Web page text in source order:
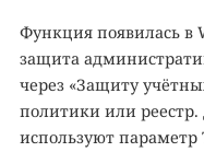
Функция появилась в
защита
через «Защиту
политики или
используют параметр